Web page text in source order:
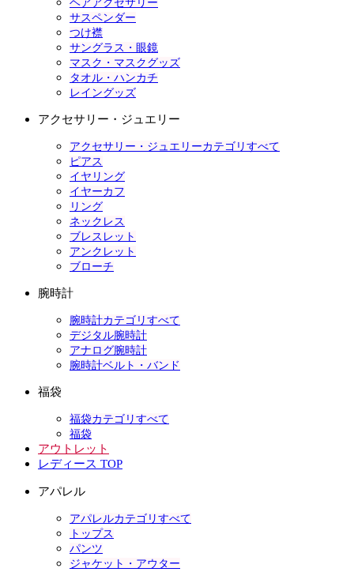
ヘアアクセサリー
サスペンダー
つけ襟
サングラス・眼鏡
マスク・マスクグッズ
タオル・ハンカチ
レイングッズ
アクセサリー・ジュエリー
アクセサリー・ジュエリーカテゴリすべて
ピアス
イヤリング
イヤーカフ
リング
ネックレス
ブレスレット
アンクレット
ブローチ
腕時計
腕時計カテゴリすべて
デジタル腕時計
アナログ腕時計
腕時計ベルト・バンド
福袋
福袋カテゴリすべて
福袋
アウトレット
レディース TOP
アパレル
アパレルカテゴリすべて
トップス
パンツ
ジャケット・アウター